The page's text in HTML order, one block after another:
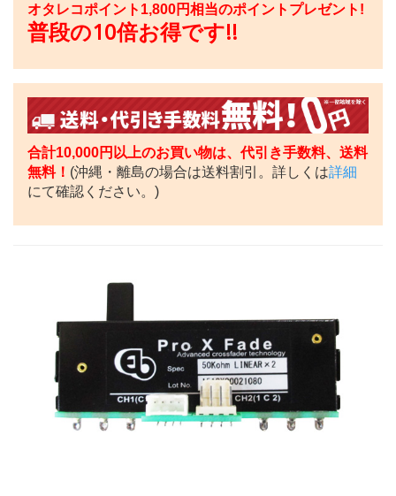
オタレコポイント 1,800円相当のポイントプレゼント!
普段の10倍お得です!!
合計10,000円以上のお買い物は、代引き手数料、送料
無料！ (沖縄・離島の場合は送料割引。詳しくは詳細
にて確認ください。)